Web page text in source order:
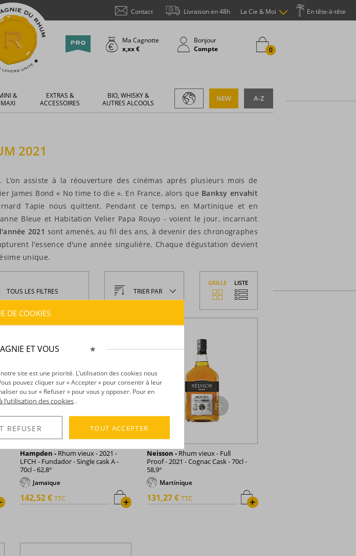
En tête-à-tête
La Cie & Moi
Livraison en 48h
Contact
Ma Cagnotte
x,xx €
Bonjour
Compte
0
&
MAXI
EXTRAS &
ACCESSOIRES
BIO, WHISKY &
AUTRES ALCOOLS
A-Z
NEW
2021
assiste à la réouverture des cinémas après plusieurs mois de
James Bond « No time to die ». En France, alors que Banksy envahit
Tapie nous quittent. Pendant ce temps, en Martinique et en
Bleue et Habitation Velier Papa Rouyo - voient le jour, incarnant
2021 sont amenés, au fil des ans, à devenir des chronographes
l'essence d'une année singulière. Chaque dégustation devient
unique.
TOUS LES FILTRES TRIER PAR
GRILLE LISTE
Hampden - Rhum vieux - 2021 -
LFCH - Fundador - Single cask A -
70cl - 62,8°
Jamaïque
+
142,52 € TTC
Neisson -Rhum vieux - Full
Proof - 2021 - Cognac Cask - 70cl -
58,9°
Martinique
+
131,27 € TTC
DE COOKIES
ET VOUS
site est une priorité. L’utilisation des cookies nous
pouvez cliquer sur « Accepter » pour consentir à leur
ou sur « Refuser » pour vous y opposer. Pour en
l’utilisation des cookies .
REFUSER TOUT ACCEPTER